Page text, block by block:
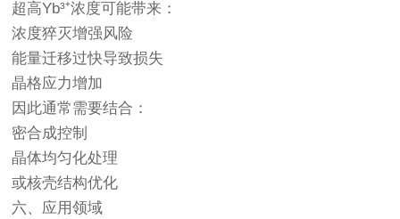
超高Yb³⁺浓度可能带来：
浓度猝灭增强风险
能量迁移过快导致损失
晶格应力增加
因此通常需要结合：
密合成控制
晶体均匀化处理
或核壳结构优化
六、应用领域